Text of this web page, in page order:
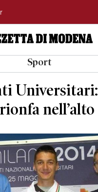
Sport
Universitari:
nell’alto